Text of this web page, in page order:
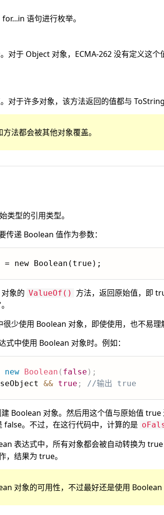
语句进行枚举。
对于 Object 对象，ECMA-262 没有定义这
对于许多对象，该方法返回的值都与
法都会被其他对象覆盖。
类型的引用类型。
递 Boolean 值作为参数：
= new Boolean(true);
象的 ValueOf() 方法，返回原始值，即
少使用 Boolean 对象，即使使用，也不易理
中使用 Boolean 对象时。例如：
new Boolean ( false ) ;
&& true ; //输出 true
Boolean 对象。然后用这个值与原始值
。不过，在这行代码中，计算的是
表达式中，所有对象都会被自动转换为
，结果为 true。
对象的可用性，不过最好还是使用 Boolean